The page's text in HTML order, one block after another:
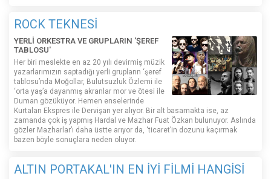
ROCK TEKNESİ
YERLİ ORKESTRA VE GRUPLARIN 'ŞEREF
TABLOSU'
Her biri meslekte en az 20 yılı devirmiş müzik
yazarlarımızın saptadığı yerli grupların ‘şeref
tablosu’nda Moğollar, Bulutsuzluk Özlemi ile
‘orta yaş’a dayanmış akranlar mor ve ötesi ile
Duman gözüküyor. Hemen enselerinde
Kurtalan Ekspres ile Dervişan yer alıyor. Bir alt basamakta ise, az
zamanda çok iş yapmış Hardal ve Mazhar Fuat Özkan bulunuyor. Aslında
gözler Mazharlar’ı daha üstte arıyor da, ‘ticaret’in dozunu kaçırmak
bazen böyle sonuçlara neden oluyor.
ALTIN PORTAKAL'IN EN İYİ FİLMİ HANGİSİ